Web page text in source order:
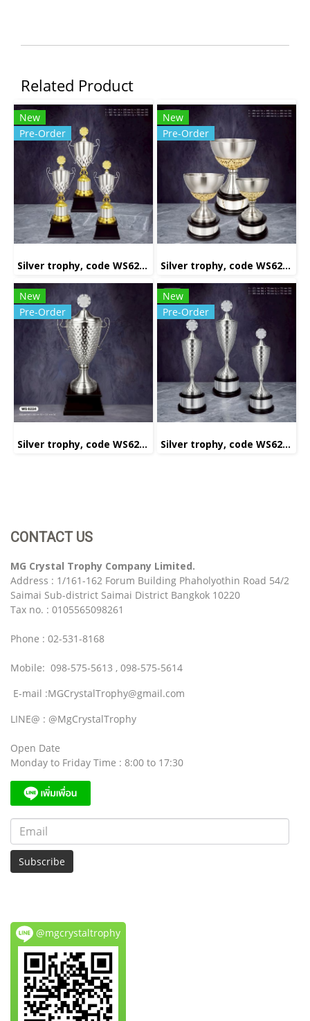
Related Product
New
Pre-Order
Silver trophy, code WS6231
New
Pre-Order
Silver trophy, code WS6223
New
Pre-Order
Silver trophy, code WS6224
New
Pre-Order
Silver trophy, code WS6225
CONTACT US
MG Crystal Trophy Company Limited.
Address : 1/161-162 Forum Building Phaholyothin Road 54/2
Saimai Sub-district Saimai District Bangkok 10220
Tax no. : 0105565098261
Phone : 02-531-8168
Mobile: 098-575-5613 , 098-575-5614
E-mail :MGCrystalTrophy@gmail.com
LINE@ : @MgCrystalTrophy
Open Date
Monday to Friday Time : 8:00 to 17:30
Subscribe
@mgcrystaltrophy